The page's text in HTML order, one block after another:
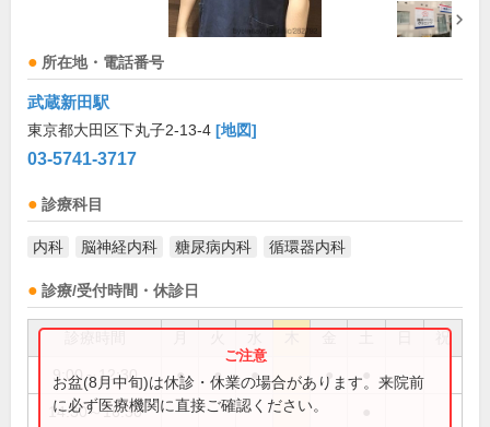
所在地・電話番号
武蔵新田駅
東京都大田区下丸子2-13-4 [地図]
03-5741-3717
診療科目
内科 脳神経内科 糖尿病内科 循環器内科
診療/受付時間・休診日
祝
9:00～12:30 ● ● ● ●
14:30～16:30
お盆(8月中旬)は休診・休業の場合があります。来院前
に必ず医療機関に直接ご確認ください。